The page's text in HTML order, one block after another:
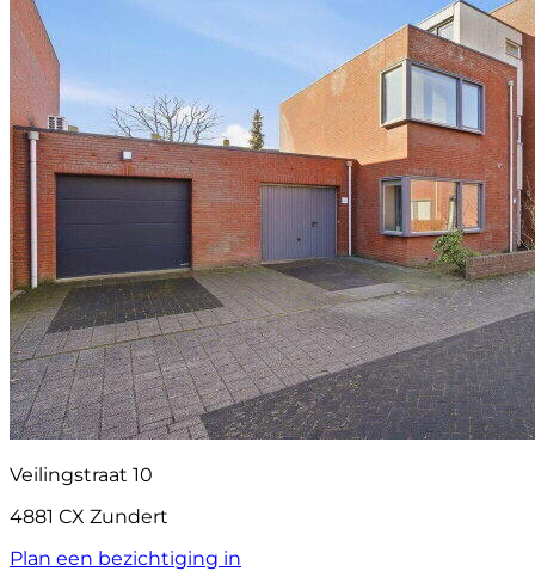
Veilingstraat 10
4881 CX Zundert
Plan een bezichtiging in